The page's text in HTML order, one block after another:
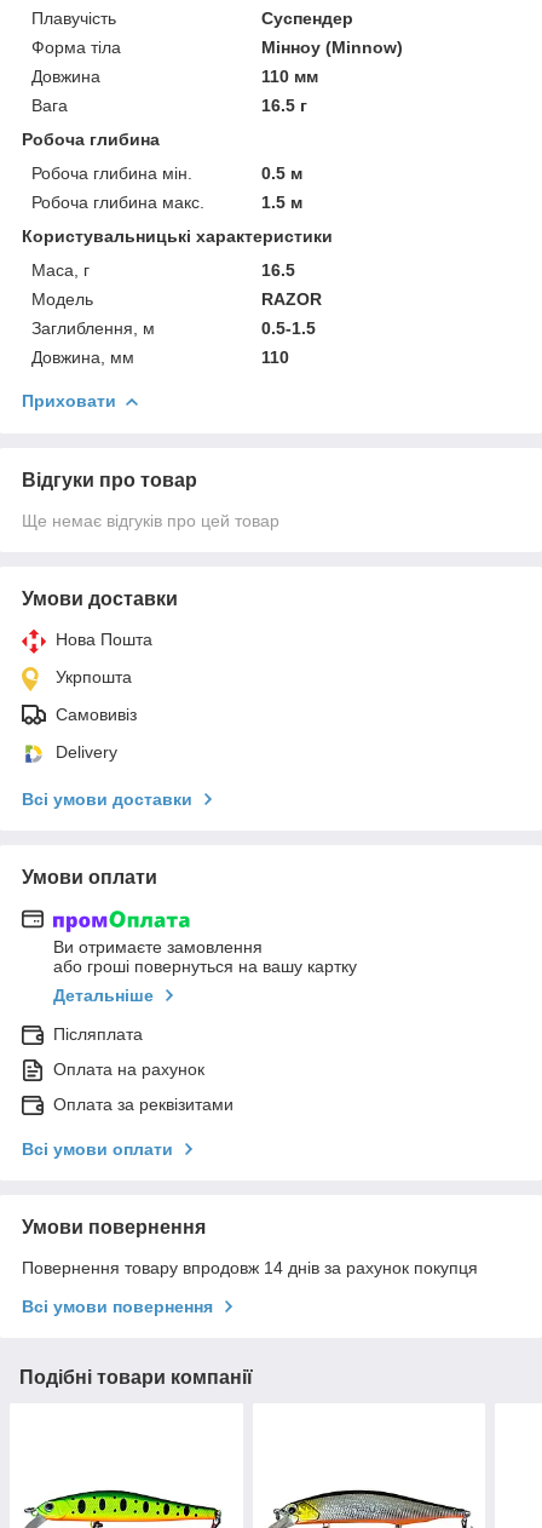
Плавучість
Суспендер
Форма тіла
Мінноу (Minnow)
Довжина
110 мм
Вага
16.5 г
Робоча глибина
Робоча глибина мін.
0.5 м
Робоча глибина макс.
1.5 м
Користувальницькі характеристики
Маса, г
16.5
Мoдель
RAZOR
Заглиблення, м
0.5-1.5
Довжина, мм
110
Приховати
Відгуки про товар
Ще немає відгуків про цей товар
Умови доставки
Нова Пошта
Укрпошта
Самовивіз
Delivery
Всі умови доставки
Умови оплати
Ви отримаєте замовлення
або гроші повернуться на вашу картку
Детальніше
Післяплата
Оплата на рахунок
Оплата за реквізитами
Всі умови оплати
Умови повернення
Повернення товару впродовж 14 днів за рахунок покупця
Всі умови повернення
Подібні товари компанії